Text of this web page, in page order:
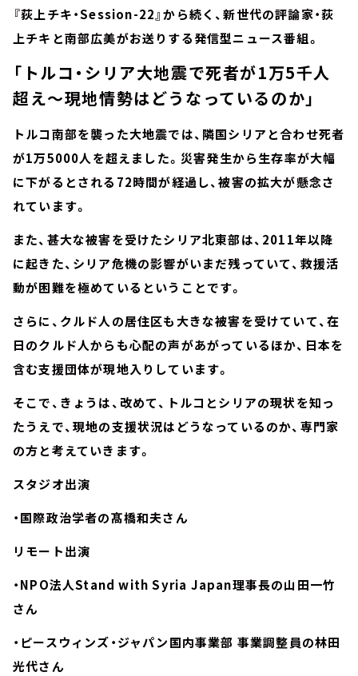
『荻上チキ・Session-22』から続く、新世代の評論家・荻
上チキと南部広美がお送りする発信型ニュース番組。
「トルコ・シリア大地震で死者が1万5千人
超え～現地情勢はどうなっているのか」
トルコ南部を襲った大地震では、隣国シリアと合わせ死者
が1万5000人を超えました。災害発生から生存率が大幅
に下がるとされる72時間が経過し、被害の拡大が懸念さ
れています。
また、甚大な被害を受けたシリア北東部は、2011年以降
に起きた、シリア危機の影響がいまだ残っていて、救援活
動が困難を極めているということです。
さらに、クルド人の居住区も大きな被害を受けていて、在
日のクルド人からも心配の声があがっているほか、日本を
含む支援団体が現地入りしています。
そこで、きょうは、改めて、トルコとシリアの現状を知っ
たうえで、現地の支援状況はどうなっているのか、専門家
の方と考えていきます。
スタジオ出演
・国際政治学者の髙橋和夫さん
リモート出演
・NPO法人Stand with Syria Japan理事長の山田一竹
さん
・ピースウィンズ・ジャパン国内事業部 事業調整員の林田
光代さん